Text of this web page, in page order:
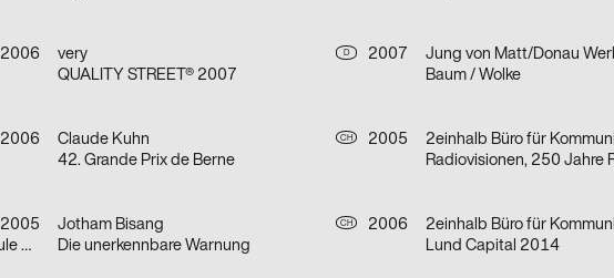
2006
very D
2007
QUALITY STREET® 2007
Baum / Wolke
2006
Claude Kuhn CH
2005
42. Grande Prix de Berne
Radiovisionen, 250 Jahre
2005
Mutti – das Internetradio der Kunsthochschule Berlin-Weißensee
Jotham Bisang CH
2006
Die unerkennbare Warnung
Lund Capital 2014